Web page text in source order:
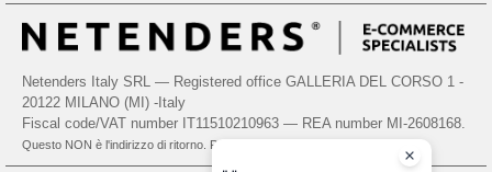
Netenders Italy SRL — Registered office GALLERIA DEL CORSO 1 -
20122 MILANO (MI) -Italy
Fiscal code/VAT number IT11510210963 — REA number MI-2608168.
Questo NON è l'indirizzo di ritorno. Per i resi, vedere qui